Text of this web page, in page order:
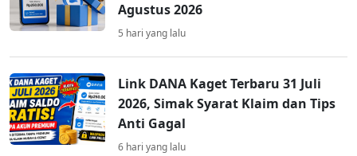
Agustus 2026
5 hari yang lalu
Link DANA Kaget Terbaru 31 Juli
2026, Simak Syarat Klaim dan Tips
Anti Gagal
6 hari yang lalu